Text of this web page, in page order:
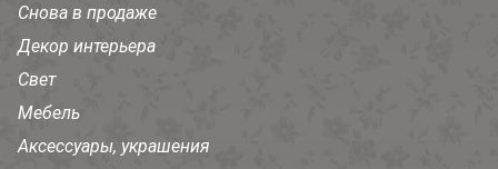
Снова в продаже
Декор интерьера
Свет
Мебель
Аксессуары, украшения